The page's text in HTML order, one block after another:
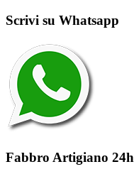
Scrivi su Whatsapp
Fabbro Artigiano 24h